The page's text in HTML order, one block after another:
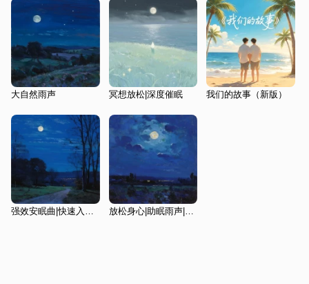
大自然雨声 冥想放松|深度催眠 我们的故事（新版）
放松身心|助眠雨声|大自然白噪音|催眠曲|舒缓|雨声催眠曲